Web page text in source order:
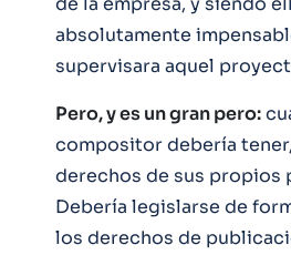
absolutamente
supervisara aquel
Pero, y es un gran pero:
compositor debería
derechos de sus propios
Debería legislarse de
los derechos de